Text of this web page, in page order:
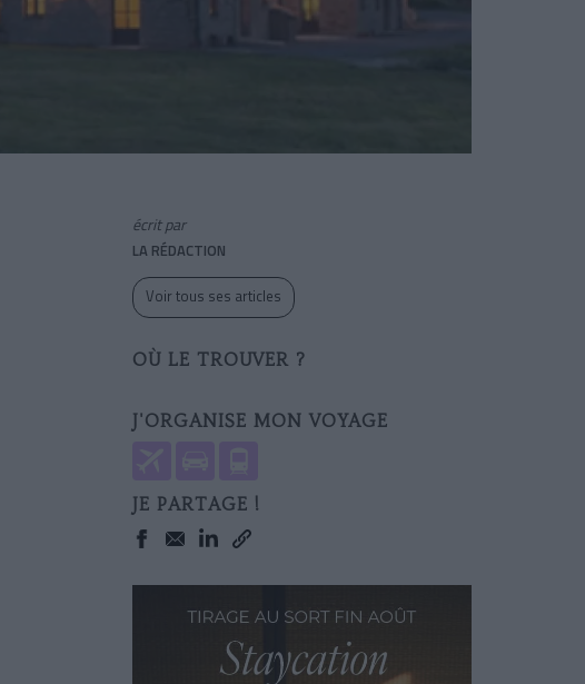
écrit par
LA RÉDACTION
Voir tous ses articles
OÙ LE TROUVER ?
J'ORGANISE MON VOYAGE
JE PARTAGE !